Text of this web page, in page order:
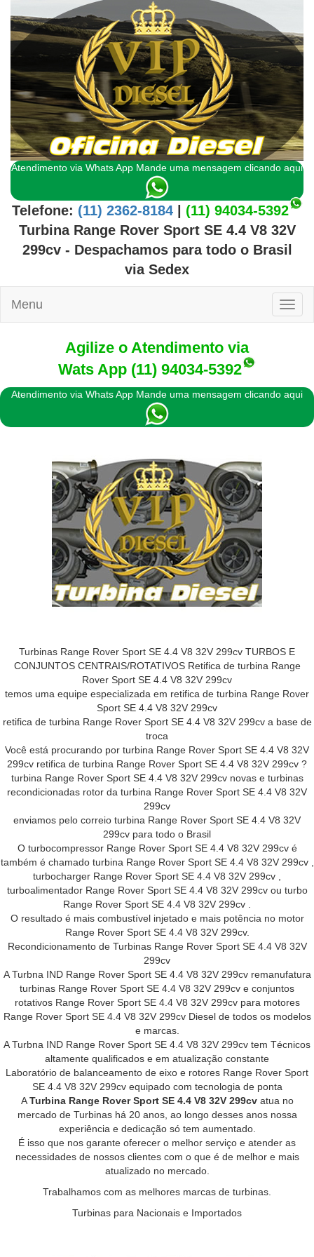
Atendimento via Whats App Mande uma mensagem clicando aqui
Telefone: (11) 2362-8184| (11) 94034-5392
Turbina Range Rover Sport SE 4.4 V8 32V
299cv - Despachamos para todo o Brasil
via Sedex
Menu
Agilize o Atendimento via
Wats App (11) 94034-5392
Atendimento via Whats App Mande uma mensagem clicando aqui
Turbinas Range Rover Sport SE 4.4 V8 32V 299cv TURBOS E
CONJUNTOS CENTRAIS/ROTATIVOS Retifica de turbina Range
Rover Sport SE 4.4 V8 32V 299cv
temos uma equipe especializada em retifica de turbina Range Rover
Sport SE 4.4 V8 32V 299cv
retifica de turbina Range Rover Sport SE 4.4 V8 32V 299cv a base de
troca
Você está procurando por turbina Range Rover Sport SE 4.4 V8 32V
299cv retifica de turbina Range Rover Sport SE 4.4 V8 32V 299cv ?
turbina Range Rover Sport SE 4.4 V8 32V 299cv novas e turbinas
recondicionadas rotor da turbina Range Rover Sport SE 4.4 V8 32V
299cv
enviamos pelo correio turbina Range Rover Sport SE 4.4 V8 32V
299cv para todo o Brasil
O turbocompressor Range Rover Sport SE 4.4 V8 32V 299cv é
também é chamado turbina Range Rover Sport SE 4.4 V8 32V 299cv ,
turbocharger Range Rover Sport SE 4.4 V8 32V 299cv ,
turboalimentador Range Rover Sport SE 4.4 V8 32V 299cv ou turbo
Range Rover Sport SE 4.4 V8 32V 299cv .
O resultado é mais combustível injetado e mais potência no motor
Range Rover Sport SE 4.4 V8 32V 299cv.
Recondicionamento de Turbinas Range Rover Sport SE 4.4 V8 32V
299cv
A Turbna IND Range Rover Sport SE 4.4 V8 32V 299cv remanufatura
turbinas Range Rover Sport SE 4.4 V8 32V 299cv e conjuntos
rotativos Range Rover Sport SE 4.4 V8 32V 299cv para motores
Range Rover Sport SE 4.4 V8 32V 299cv Diesel de todos os modelos
e marcas.
A Turbna IND Range Rover Sport SE 4.4 V8 32V 299cv tem Técnicos
altamente qualificados e em atualização constante
Laboratório de balanceamento de eixo e rotores Range Rover Sport
SE 4.4 V8 32V 299cv equipado com tecnologia de ponta
ATurbina Range Rover Sport SE 4.4 V8 32V 299cv atua no
mercado de Turbinas há 20 anos, ao longo desses anos nossa
experiência e dedicação só tem aumentado.
É isso que nos garante oferecer o melhor serviço e atender as
necessidades de nossos clientes com o que é de melhor e mais
atualizado no mercado.
Trabalhamos com as melhores marcas de turbinas.
Turbinas para Nacionais e Importados